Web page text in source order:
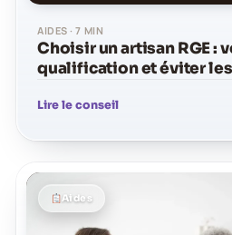
AIDES · 7 MIN
Choisir un artisan RGE :
qualification et éviter
Lire le conseil
Aides